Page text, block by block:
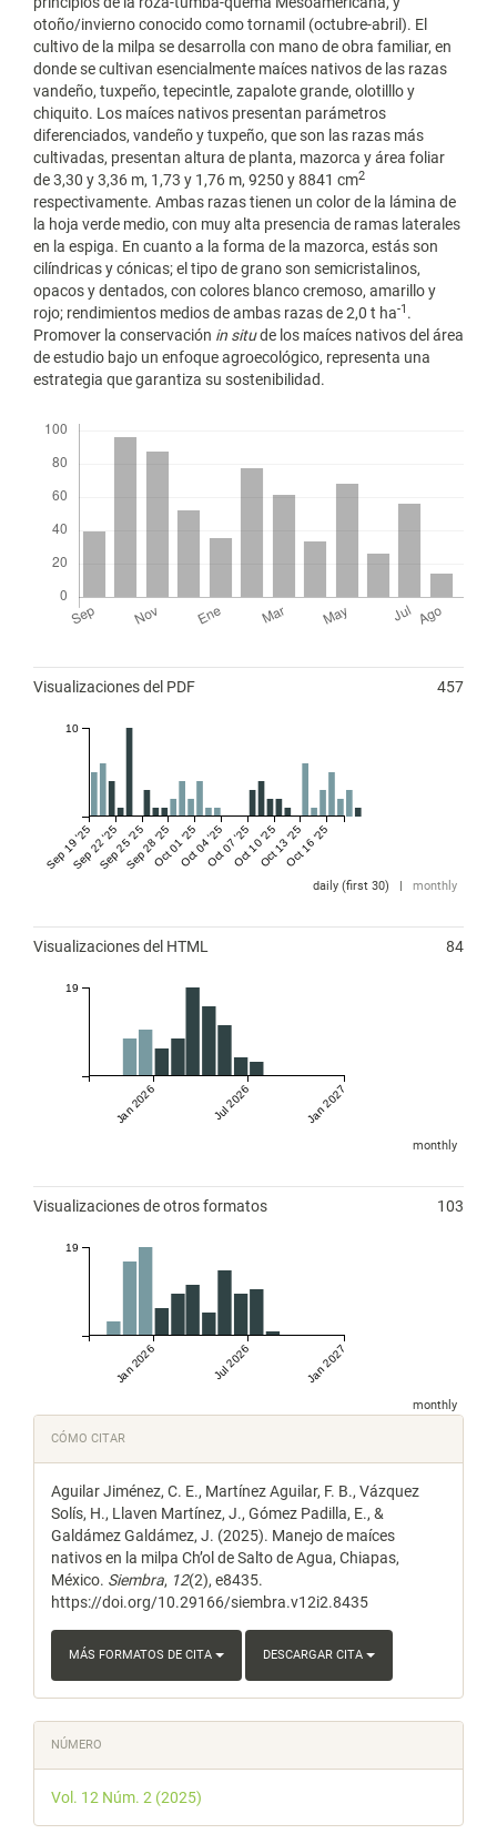
otoño/invierno conocido como tornamil (octubre-abril). El
cultivo de la milpa se desarrolla con mano de obra familiar, en
donde se cultivan esencialmente maíces nativos de las razas
vandeño, tuxpeño, tepecintle, zapalote grande, olotilllo y
chiquito. Los maíces nativos presentan parámetros
diferenciados, vandeño y tuxpeño, que son las razas más
cultivadas, presentan altura de planta, mazorca y área foliar
de 3,30 y 3,36 m, 1,73 y 1,76 m, 9250 y 8841 cm2
respectivamente. Ambas razas tienen un color de la lámina de
la hoja verde medio, con muy alta presencia de ramas laterales
en la espiga. En cuanto a la forma de la mazorca, estás son
cilíndricas y cónicas; el tipo de grano son semicristalinos,
opacos y dentados, con colores blanco cremoso, amarillo y
rojo; rendimientos medios de ambas razas de 2,0 t ha-1 .
Promover la conservación in situde los maíces nativos del área
de estudio bajo un enfoque agroecológico, representa una
estrategia que garantiza su sostenibilidad.
Visualizaciones del PDF 457
Sep 19 '25Sep 22 '25Sep 25 '25Sep 28 '25Oct 01 '25Oct 04 '25Oct 07 '25Oct 10 '25Oct 13 '25Oct 16 '25
10
daily (first 30) monthly
Visualizaciones del HTML 84
Jan 2026 Jul 2026 Jan 2027
19
monthly
Visualizaciones de otros formatos 103
Jan 2026 Jul 2026 Jan 2027
19
monthly
Detalles
del
artículo
CÓMO CITAR
Aguilar Jiménez, C. E., Martínez Aguilar, F. B., Vázquez
Solís, H., Llaven Martínez, J., Gómez Padilla, E., &
Galdámez Galdámez, J. (2025). Manejo de maíces
nativos en la milpa Ch’ol de Salto de Agua, Chiapas,
México. Siembra, 12(2), e8435.
https://doi.org/10.29166/siembra.v12i2.8435
MÁS FORMATOS DE CITA DESCARGAR CITA
NÚMERO
Vol. 12 Núm. 2 (2025)